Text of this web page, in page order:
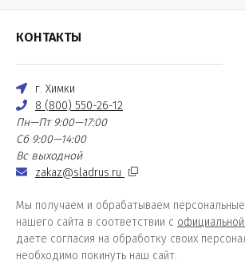
КОНТАКТЫ
г. Химки
8 (800) 550-26-12
Пн—Пт 9:00—17:00
Сб 9:00—14:00
Вс выходной
zakaz@sladrus.ru
Мы получаем и обрабатываем
нашего сайта в соответствии с
даете согласия на обработку своих
необходимо покинуть наш сайт.